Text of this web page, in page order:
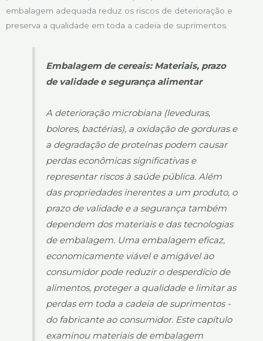
embalagem adequada reduz os riscos de deterioração e
preserva a qualidade em toda a cadeia de suprimentos.
Embalagem de cereais: Materiais, prazo
de validade e segurança alimentar
A deterioração microbiana (leveduras,
bolores, bactérias), a oxidação de gorduras e
a degradação de proteínas podem causar
perdas econômicas significativas e
representar riscos à saúde pública. Além
das propriedades inerentes a um produto, o
prazo de validade e a segurança também
dependem dos materiais e das tecnologias
de embalagem. Uma embalagem eficaz,
economicamente viável e amigável ao
consumidor pode reduzir o desperdício de
alimentos, proteger a qualidade e limitar as
perdas em toda a cadeia de suprimentos -
do fabricante ao consumidor. Este capítulo
examinou materiais de embalagem